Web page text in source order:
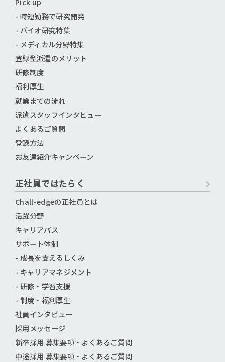
- 時短勤務で研究開発
- バイオ研究特集
- メディカル分野特集
登録型派遣のメリット
研修制度
福利厚生
就業までの流れ
派遣スタッフインタビュー
よくあるご質問
登録方法
お友達紹介キャンペーン
正社員ではたらく
Chall-edgeの正社員とは
活躍分野
キャリアパス
サポート体制
- 成長を支えるしくみ
- キャリアマネジメント
- 研修・学習支援
- 制度・福利厚生
社員インタビュー
採用メッセージ
新卒採用 募集要項・よくあるご質問
中途採用 募集要項・よくあるご質問